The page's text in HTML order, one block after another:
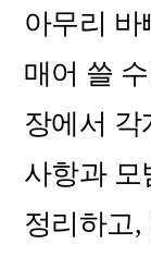
아무리 바
매어 쓸
장에서 각
사항과 모
정리하고,